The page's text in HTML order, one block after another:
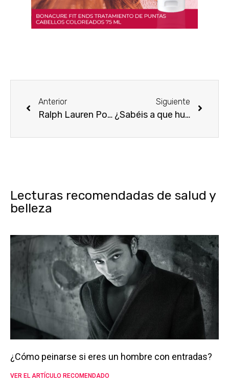
Anterior
Ralph Lauren Polo Blue Sport ¿quieres ser un chico Polo?
Siguiente
¿Sabéis a que huele la edición de este verano de Escada? Cherry in the Air
Lecturas recomendadas de salud y
belleza
¿Cómo peinarse si eres un hombre con entradas?
VER EL ARTÍCULO RECOMENDADO